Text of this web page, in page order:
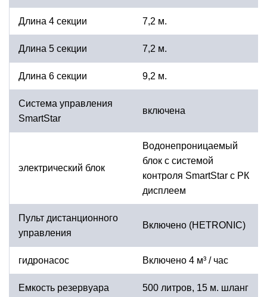
Длина 4 секции 7,2 м.
Длина 5 секции 7,2 м.
Длина 6 секции 9,2 м.
Система управления
SmartStar
включена
электрический блок
Водонепроницаемый
блок с системой
контроля SmartStar с РК
дисплеем
Пульт дистанционного
управления
Включено (HETRONIC)
гидронасос Включено 4 м³ / час
Емкость резервуара
500 литров, 15 м. шланг